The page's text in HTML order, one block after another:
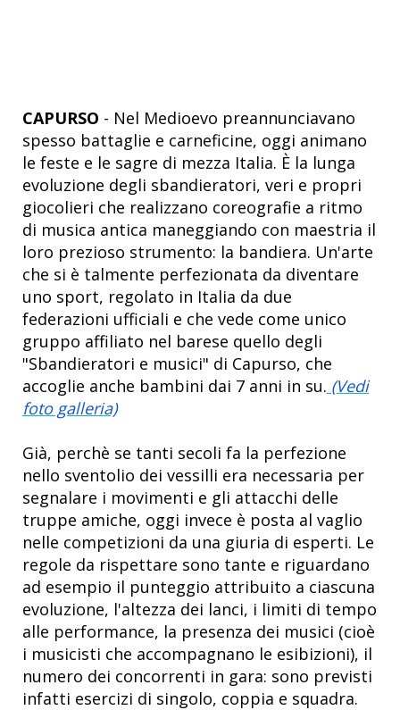
CAPURSO - Nel Medioevo preannunciavano
spesso battaglie e carneficine, oggi animano
le feste e le sagre di mezza Italia. È la lunga
evoluzione degli sbandieratori, veri e propri
giocolieri che realizzano coreografie a ritmo
di musica antica maneggiando con maestria il
loro prezioso strumento: la bandiera. Un'arte
che si è talmente perfezionata da diventare
uno sport, regolato in Italia da due
federazioni ufficiali e che vede come unico
gruppo affiliato nel barese quello degli
"Sbandieratori e musici" di Capurso, che
accoglie anche bambini dai 7 anni in su. (Vedi
foto galleria)
Già, perchè se tanti secoli fa la perfezione
nello sventolio dei vessilli era necessaria per
segnalare i movimenti e gli attacchi delle
truppe amiche, oggi invece è posta al vaglio
nelle competizioni da una giuria di esperti. Le
regole da rispettare sono tante e riguardano
ad esempio il punteggio attribuito a ciascuna
evoluzione, l'altezza dei lanci, i limiti di tempo
alle performance, la presenza dei musici (cioè
i musicisti che accompagnano le esibizioni), il
numero dei concorrenti in gara: sono previsti
infatti esercizi di singolo, coppia e squadra.